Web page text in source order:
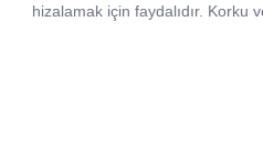
hizalamak için faydalıdır. Korku